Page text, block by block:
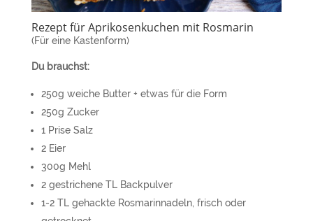
Rezept für Aprikosenkuchen mit Rosmarin
(Für eine Kastenform)
Du brauchst:
250g weiche Butter + etwas für die Form
250g Zucker
1 Prise Salz
2 Eier
300g Mehl
2 gestrichene TL Backpulver
1-2 TL gehackte Rosmarinnadeln, frisch oder